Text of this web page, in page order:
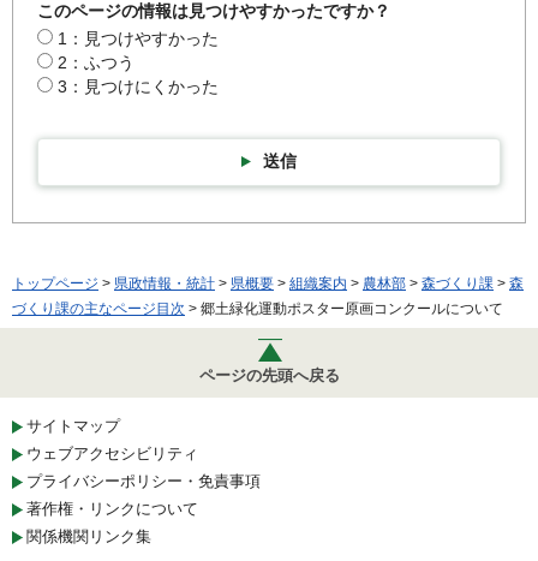
このページの情報は見つけやすかったですか？
1：見つけやすかった
2：ふつう
3：見つけにくかった
送信
トップページ > 県政情報・統計 > 県概要 > 組織案内 > 農林部 > 森づくり課 > 森
づくり課の主なページ目次 > 郷土緑化運動ポスター原画コンクールについて
ページの先頭へ戻る
サイトマップ
ウェブアクセシビリティ
プライバシーポリシー・免責事項
著作権・リンクについて
関係機関リンク集